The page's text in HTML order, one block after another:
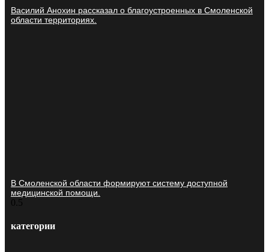
Василий Анохин рассказал о благоустроенных в Смоленской
области территориях.
В Смоленской области формируют систему доступной
медицинской помощи.
категории